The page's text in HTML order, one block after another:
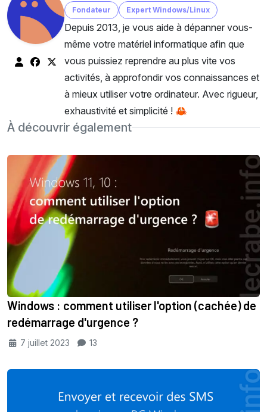
Fondateur Expert Windows/Linux
Depuis 2013, je vous aide à dépanner vous-
même votre matériel informatique afin que
vous puissiez reprendre au plus vite vos
activités, à approfondir vos connaissances et
à mieux utiliser votre ordinateur. Avec rigueur,
exhaustivité et simplicité ! 🦀
À découvrir également
Windows : comment utiliser l'option (cachée) de
redémarrage d'urgence ?
7 juillet 2023 13